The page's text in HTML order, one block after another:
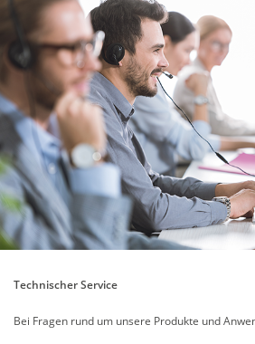
Technischer Service
Bei Fragen rund um unsere Produkte und